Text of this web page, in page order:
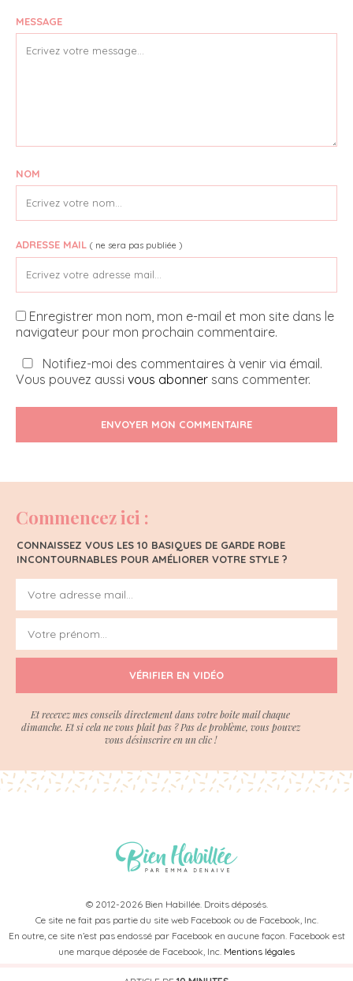
MESSAGE
NOM
ADRESSE MAIL ( ne sera pas publiée )
Enregistrer mon nom, mon e-mail et mon site dans le
navigateur pour mon prochain commentaire.
Notifiez-moi des commentaires à venir via émail.
Vous pouvez aussi vous abonner sans commenter.
ENVOYER MON COMMENTAIRE
Commencez ici :
CONNAISSEZ VOUS LES 10 BASIQUES DE GARDE ROBE
INCONTOURNABLES POUR AMÉLIORER VOTRE STYLE ?
VÉRIFIER EN VIDÉO
Et recevez mes conseils directement dans votre boite mail chaque
dimanche. Et si cela ne vous plait pas ? Pas de problème, vous pouvez
vous désinscrire en un clic !
© 2012-2026 Bien Habillée. Droits déposés.
Ce site ne fait pas partie du site web Facebook ou de Facebook, Inc.
En outre, ce site n’est pas endossé par Facebook en aucune façon. Facebook est
une marque déposée de Facebook, Inc. Mentions légales